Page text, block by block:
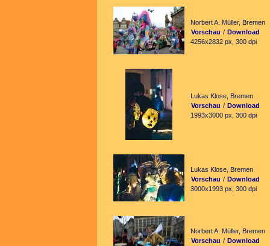
Norbert A. Müller, Bremen
Vorschau / Download
4256x2832 px, 300 dpi
Lukas Klose, Bremen
Vorschau / Download
1993x3000 px, 300 dpi
Lukas Klose, Bremen
Vorschau / Download
3000x1993 px, 300 dpi
Norbert A. Müller, Bremen
Vorschau / Download